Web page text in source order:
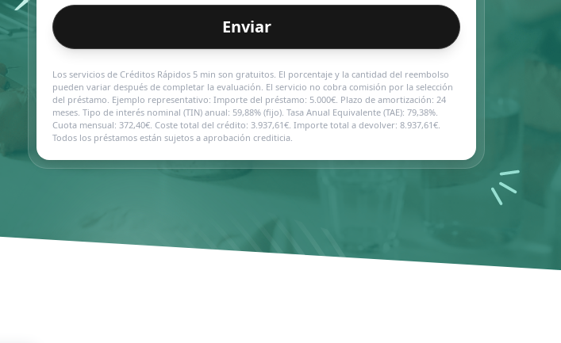
Enviar
Los servicios de Créditos Rápidos 5 min son gratuitos. El porcentaje y la cantidad del reembolso
pueden variar después de completar la evaluación. El servicio no cobra comisión por la selección
del préstamo. Ejemplo representativo: Importe del préstamo: 5.000€. Plazo de amortización: 24
meses. Tipo de interés nominal (TIN) anual: 59,88% (fijo). Tasa Anual Equivalente (TAE): 79,38%.
Cuota mensual: 372,40€. Coste total del crédito: 3.937,61€. Importe total a devolver: 8.937,61€.
Todos los préstamos están sujetos a aprobación crediticia.